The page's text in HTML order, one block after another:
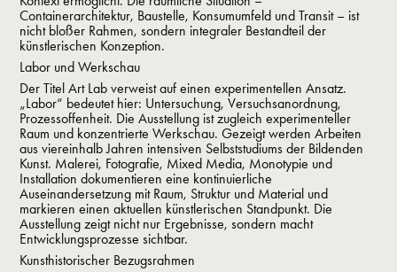
Containerarchitektur, Baustelle, Konsumumfeld und Transit – ist
nicht bloßer Rahmen, sondern integraler Bestandteil der
künstlerischen Konzeption.
Labor und Werkschau
Der Titel Art Lab verweist auf einen experimentellen Ansatz.
„Labor“ bedeutet hier: Untersuchung, Versuchsanordnung,
Prozessoffenheit. Die Ausstellung ist zugleich experimenteller
Raum und konzentrierte Werkschau. Gezeigt werden Arbeiten
aus viereinhalb Jahren intensiven Selbststudiums der Bildenden
Kunst. Malerei, Fotografie, Mixed Media, Monotypie und
Installation dokumentieren eine kontinuierliche
Auseinandersetzung mit Raum, Struktur und Material und
markieren einen aktuellen künstlerischen Standpunkt. Die
Ausstellung zeigt nicht nur Ergebnisse, sondern macht
Entwicklungsprozesse sichtbar.
Kunsthistorischer Bezugsrahmen